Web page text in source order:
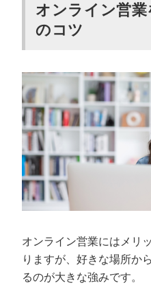
オンライン営
のコツ
オンライン営業にはメリ
りますが、好きな場所か
るのが大きな強みです。